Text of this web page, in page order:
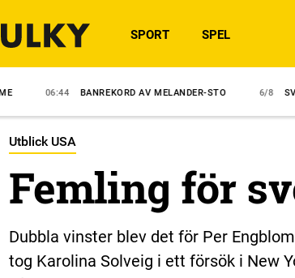
SPORT SPEL
BANREKORD AV MELANDER-STO 6/8 SVENSK SUCCÉ I
Utblick USA
Femling för
Dubbla vinster blev det för Per
tog Karolina Solveig i ett försök i New